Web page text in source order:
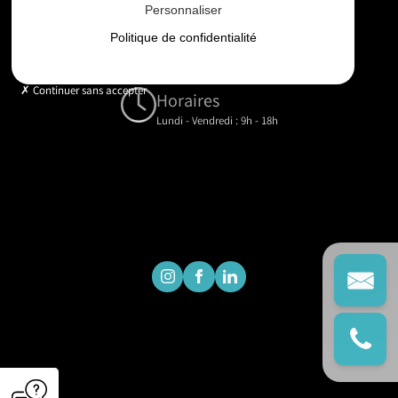
contact@gd-drones-services.fr
Horaires
Lundi - Vendredi : 9h - 18h
Personnaliser
Politique de confidentialité
Continuer sans accepter